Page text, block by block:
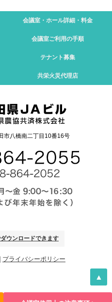
▲
会議室・ホール詳細・料金
会議室ご利用の手順
テナント募集
共栄火災代理店
八橋南二丁目10番16号
ウンロードできます
プライバシーポリシー